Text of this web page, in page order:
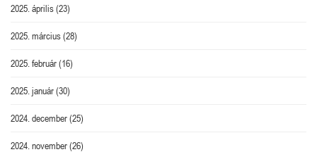
2025. április(23)
2025. március(28)
2025. február(16)
2025. január(30)
2024. december(25)
2024. november(26)